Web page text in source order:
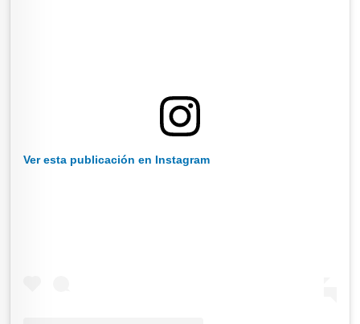
Ver esta publicación en Instagram